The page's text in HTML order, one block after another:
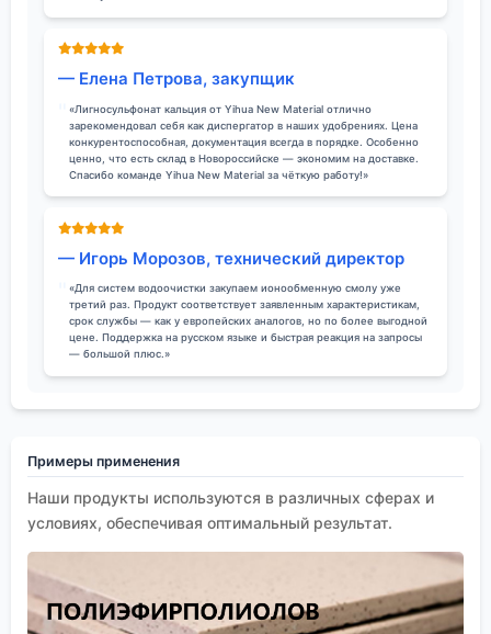
— Елена Петрова, закупщик
«Лигносульфонат кальция от Yihua New Material отлично
зарекомендовал себя как диспергатор в наших удобрениях. Цена
конкурентоспособная, документация всегда в порядке. Особенно
ценно, что есть склад в Новороссийске — экономим на доставке.
Спасибо команде Yihua New Material за чёткую работу!»
— Игорь Морозов, технический директор
«Для систем водоочистки закупаем ионообменную смолу уже
третий раз. Продукт соответствует заявленным характеристикам,
срок службы — как у европейских аналогов, но по более выгодной
цене. Поддержка на русском языке и быстрая реакция на запросы
— большой плюс.»
Примеры применения
Наши продукты используются в различных сферах и
условиях, обеспечивая оптимальный результат.